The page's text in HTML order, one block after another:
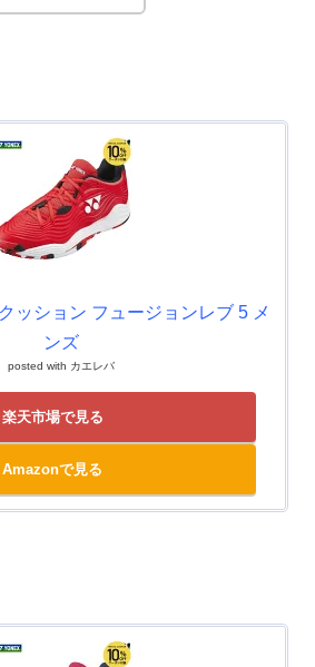
ッション フュージョンレブ 5 メ
ンズ
posted with カエレバ
楽天市場で見る
Amazonで見る